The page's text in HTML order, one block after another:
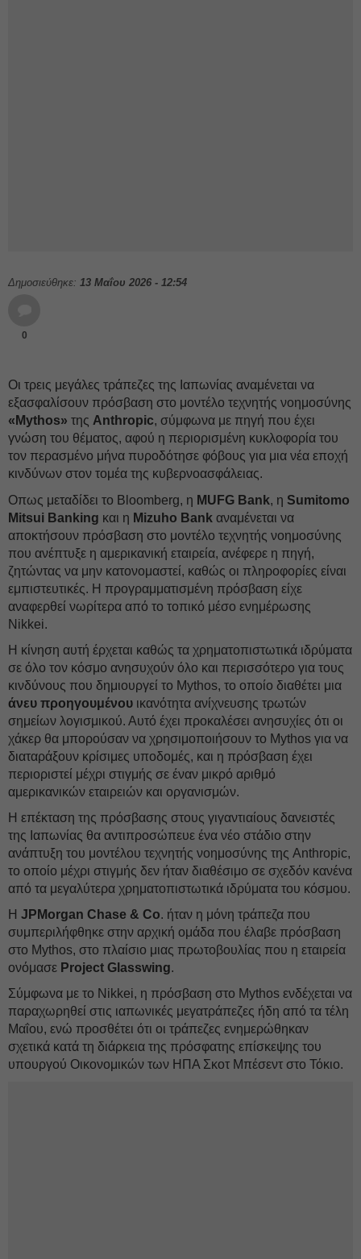
Δημοσιεύθηκε: 13 Μαΐου 2026 - 12:54
0
Οι τρεις μεγάλες τράπεζες της Ιαπωνίας αναμένεται να
εξασφαλίσουν πρόσβαση στο μοντέλο τεχνητής νοημοσύνης
«Mythos» της Anthropic, σύμφωνα με πηγή που έχει
γνώση του θέματος, αφού η περιορισμένη κυκλοφορία του
τον περασμένο μήνα πυροδότησε φόβους για μια νέα εποχή
κινδύνων στον τομέα της κυβερνοασφάλειας.
Οπως μεταδίδει το Bloomberg, η MUFG Bank, η Sumitomo
Mitsui Banking και η Mizuho Bank αναμένεται να
αποκτήσουν πρόσβαση στο μοντέλο τεχνητής νοημοσύνης
που ανέπτυξε η αμερικανική εταιρεία, ανέφερε η πηγή,
ζητώντας να μην κατονομαστεί, καθώς οι πληροφορίες είναι
εμπιστευτικές. Η προγραμματισμένη πρόσβαση είχε
αναφερθεί νωρίτερα από το τοπικό μέσο ενημέρωσης
Nikkei.
Η κίνηση αυτή έρχεται καθώς τα χρηματοπιστωτικά ιδρύματα
σε όλο τον κόσμο ανησυχούν όλο και περισσότερο για τους
κινδύνους που δημιουργεί το Mythos, το οποίο διαθέτει μια
άνευ προηγουμένου ικανότητα ανίχνευσης τρωτών
σημείων λογισμικού. Αυτό έχει προκαλέσει ανησυχίες ότι οι
χάκερ θα μπορούσαν να χρησιμοποιήσουν το Mythos για να
διαταράξουν κρίσιμες υποδομές, και η πρόσβαση έχει
περιοριστεί μέχρι στιγμής σε έναν μικρό αριθμό
αμερικανικών εταιρειών και οργανισμών.
Η επέκταση της πρόσβασης στους γιγαντιαίους δανειστές
της Ιαπωνίας θα αντιπροσώπευε ένα νέο στάδιο στην
ανάπτυξη του μοντέλου τεχνητής νοημοσύνης της Anthropic,
το οποίο μέχρι στιγμής δεν ήταν διαθέσιμο σε σχεδόν κανένα
από τα μεγαλύτερα χρηματοπιστωτικά ιδρύματα του κόσμου.
Η JPMorgan Chase & Co. ήταν η μόνη τράπεζα που
συμπεριλήφθηκε στην αρχική ομάδα που έλαβε πρόσβαση
στο Mythos, στο πλαίσιο μιας πρωτοβουλίας που η εταιρεία
ονόμασε Project Glasswing.
Σύμφωνα με το Nikkei, η πρόσβαση στο Mythos ενδέχεται να
παραχωρηθεί στις ιαπωνικές μεγατράπεζες ήδη από τα τέλη
Μαΐου, ενώ προσθέτει ότι οι τράπεζες ενημερώθηκαν
σχετικά κατά τη διάρκεια της πρόσφατης επίσκεψης του
υπουργού Οικονομικών των ΗΠΑ Σκοτ Μπέσεντ στο Τόκιο.